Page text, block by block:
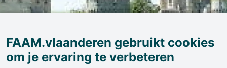
FAAM.vlaanderen gebruikt cookies
om je ervaring te verbeteren